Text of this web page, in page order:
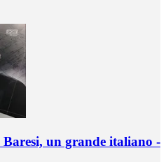
un grande italiano -